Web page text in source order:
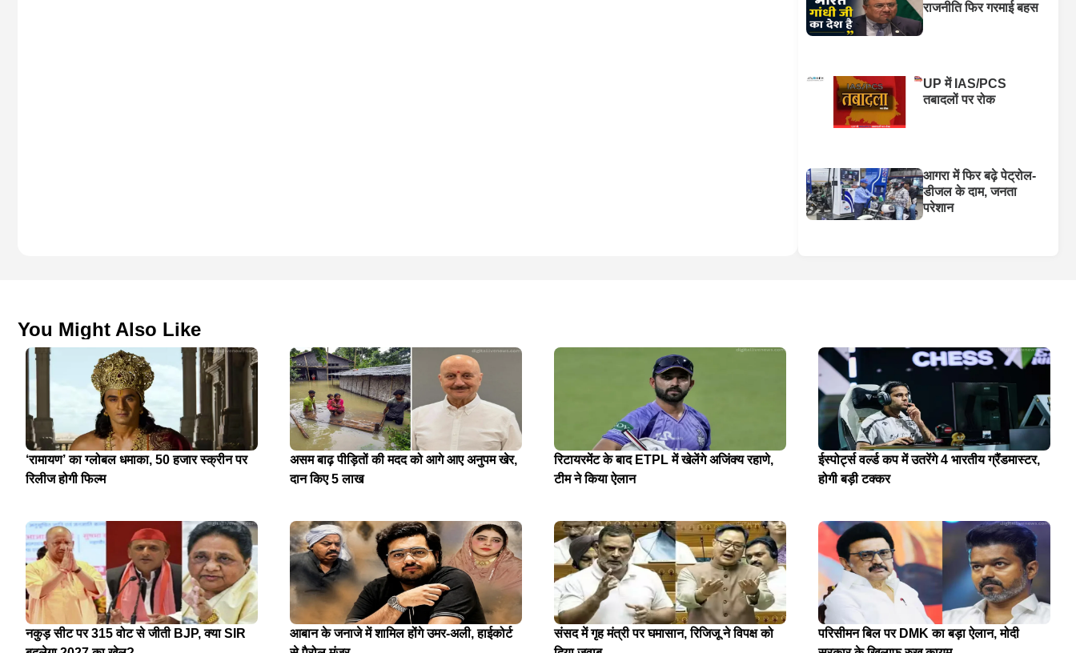
राजनीति फिर गरमाई बहस
UP में IAS/PCS
तबादलों पर रोक
आगरा में फिर बढ़े पेट्रोल-
डीजल के दाम, जनता
परेशान
You Might Also Like
‘रामायण’ का ग्लोबल धमाका, 50 हजार स्क्रीन पर
रिलीज होगी फिल्म
असम बाढ़ पीड़ितों की मदद को आगे आए अनुपम खेर,
दान किए 5 लाख
रिटायरमेंट के बाद ETPL में खेलेंगे अजिंक्य रहाणे,
टीम ने किया ऐलान
ईस्पोर्ट्स वर्ल्ड कप में उतरेंगे 4 भारतीय ग्रैंडमास्टर,
होगी बड़ी टक्कर
नकुड़ सीट पर 315 वोट से जीती BJP, क्या SIR
आबान के जनाजे में शामिल होंगे उमर-अली, हाईकोर्ट
संसद में गृह मंत्री पर घमासान, रिजिजू ने विपक्ष को
परिसीमन बिल पर DMK का बड़ा ऐलान, मोदी